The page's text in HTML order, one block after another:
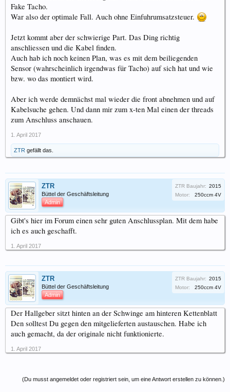
Fake Tacho.
War also der optimale Fall. Auch ohne Einfuhrumsatzsteuer.
Jetzt kommt aber der schwierige Part. Das Ding richtig
anschliessen und die Kabel finden.
Auch hab ich noch keinen Plan, was es mit dem beiliegenden
Sensor (wahrscheinlich irgendwas für Tacho) auf sich hat und wie
bzw. wo das montiert wird.
Aber ich werde demnächst mal wieder die front abnehmen und auf
Kabelsuche gehen. Und dann mir zum x-ten Mal einen der threads
zum Anschluss anschauen.
1. April 2017
ZTR gefällt das.
ZTR
Büttel der Geschäftsleitung
Admin
ZTR Baujahr: 2015
Motor:
250ccm 4V
Gibt's hier im Forum einen sehr guten Anschlussplan. Mit dem habe
ich es auch geschafft.
1. April 2017
ZTR
Büttel der Geschäftsleitung
Admin
ZTR Baujahr: 2015
Motor:
250ccm 4V
Der Hallgeber sitzt hinten an der Schwinge am hinteren Kettenblatt
Den solltest Du gegen den mitgelieferten austauschen. Habe ich
auch gemacht, da der originale nicht funktionierte.
1. April 2017
(Du musst angemeldet oder registriert sein, um eine Antwort erstellen zu können.)